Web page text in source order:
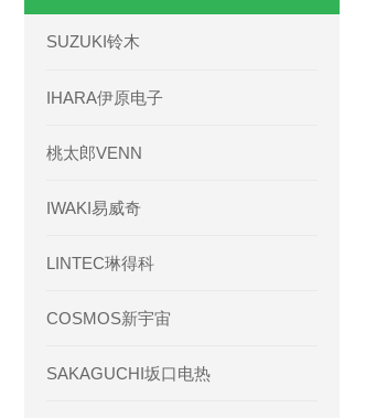
SUZUKI铃木
IHARA伊原电子
桃太郎VENN
IWAKI易威奇
LINTEC琳得科
COSMOS新宇宙
SAKAGUCHI坂口电热